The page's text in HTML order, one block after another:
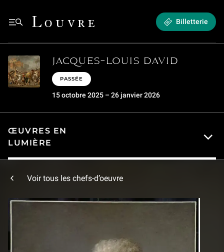
Menu
Louvre - Retour à l'accueil Billetterie
JACQUES-LOUIS DAVID
15 octobre 2025 – 26 janvier 2026
PASSÉE
ŒUVRES EN
LUMIÈRE
Voir tous les chefs-d’oeuvre